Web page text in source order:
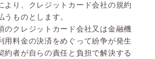
より、クレジットカード会社の規約
うものとします。
のクレジットカード会社又は金融機
用料金の決済をめぐって紛争が発生
約者が自らの責任と負担で解決する